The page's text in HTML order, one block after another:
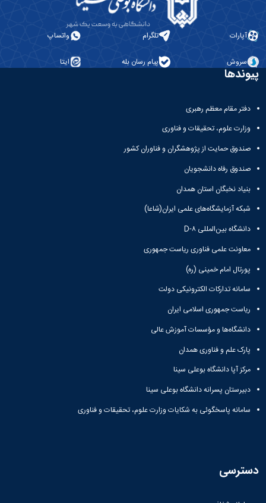
آپارات تلگرام واتساپ
سروش پیام رسان بله ایتا
پیوندها
دفتر مقام معظم رهبری
وزارت علوم، تحقیقات و فناوری
صندوق حمایت از پژوهشگران و فناوران کشور
صندوق رفاه دانشجویان
بنیاد نخبگان استان همدان
شبکه آزمایشگاه‌های علمی ایران(شاعا)
دانشگاه بین‌المللی D-۸
معاونت علمی فناوری ریاست جمهوری
پورتال امام خمینی (ره)
سامانه تدارکات الکترونیکی دولت
ریاست جمهوری اسلامی ایران
دانشگاه‌ها و مؤسسات آموزش عالی
پارک علم و فناوری همدان
مرکز آپا دانشگاه بوعلی سینا
دبیرستان پسرانه دانشگاه بوعلی سینا
سامانه پاسخگوئی به شکایات وزارت علوم، تحقیقات و فناوری
دسترسی